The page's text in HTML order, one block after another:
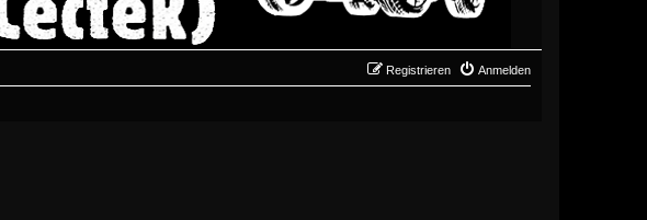
Anmelden
Registrieren